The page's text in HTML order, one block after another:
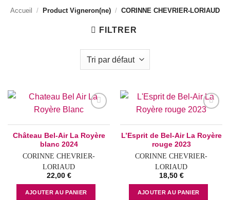
Accueil / Product Vigneron(ne) / CORINNE CHEVRIER-LORIAUD
FILTRER
Château Bel-Air La Royère
blanc 2024
CORINNE CHEVRIER-
LORIAUD
22,00 €
AJOUTER AU PANIER
L’Esprit de Bel-Air La Royère
rouge 2023
CORINNE CHEVRIER-
LORIAUD
18,50 €
AJOUTER AU PANIER